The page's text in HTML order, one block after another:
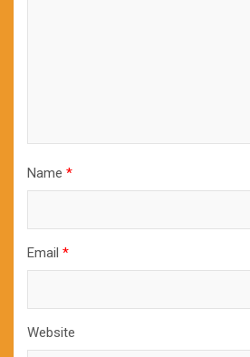
Name *
Email *
Website